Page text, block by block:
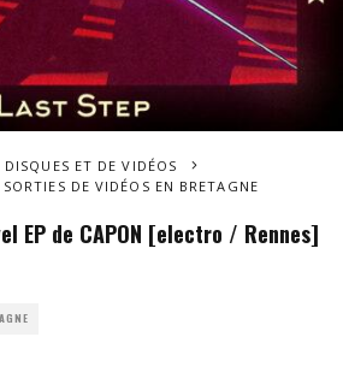
DISQUES ET DE VIDÉOS
SORTIES DE VIDÉOS EN BRETAGNE
EP de CAPON [electro / Rennes]